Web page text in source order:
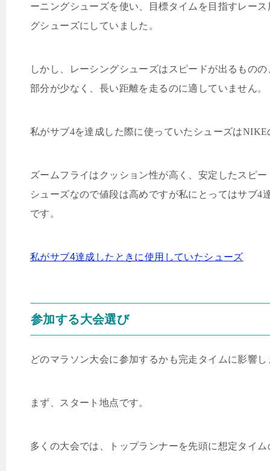
ーニングシューズを使い、目標タイムを目指すレー
グシューズにしていました。
しかし、レーシングシューズはスピードが出るもの
部分が少なく、長い距離を走るのに適していません。
私がサブ4を達成した際に使っていたシューズはNIKE
ズームフライはクッション性が高く、安定したスピ
シューズなので値段は高めですが私にとってはサブ4
です。
私がサブ4達成したときに使用していたシューズ
参加する大会選び
どのマラソン大会に参加するかも完走タイムに影響し
まず、スタート地点です。
多くの大会では、トップランナーを先頭に想定タイ